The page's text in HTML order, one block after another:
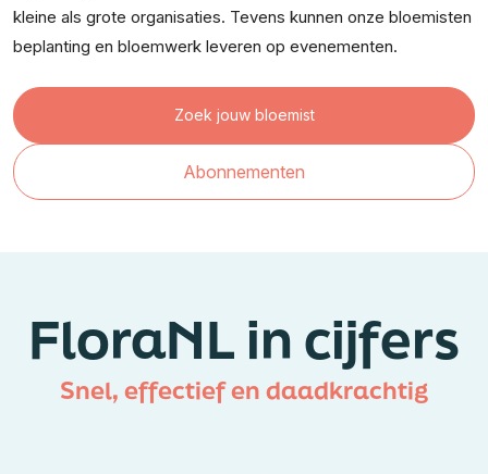
kleine als grote organisaties. Tevens kunnen onze bloemisten
beplanting en bloemwerk leveren op evenementen.
Zoek jouw bloemist
Abonnementen
FloraNL in cijfers
Snel, effectief en daadkrachtig